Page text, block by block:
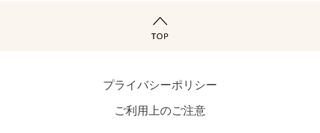
プライバシーポリシー
ご利用上のご注意